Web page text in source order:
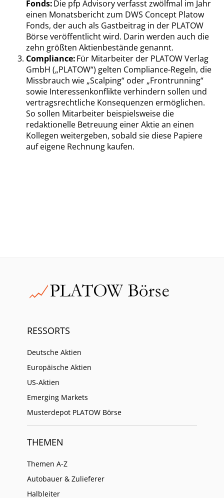
Fonds:Die pfp Advisory verfasst zwölfmal im Jahr
einen Monatsbericht zum DWS Concept Platow
Fonds, der auch als Gastbeitrag in der PLATOW
Börse veröffentlicht wird. Darin werden auch die
zehn größten Aktienbestände genannt.
Compliance:Für Mitarbeiter der PLATOW Verlag
GmbH („PLATOW“) gelten Compliance-Regeln, die
Missbrauch wie „Scalping“ oder „Frontrunning“
sowie Interessenkonflikte verhindern sollen und
vertragsrechtliche Konsequenzen ermöglichen.
So sollen Mitarbeiter beispielsweise die
redaktionelle Betreuung einer Aktie an einen
Kollegen weitergeben, sobald sie diese Papiere
auf eigene Rechnung kaufen.
RESSORTS
Deutsche Aktien
Europäische Aktien
US-Aktien
Emerging Markets
Musterdepot PLATOW Börse
THEMEN
Themen A-Z
Autobauer & Zulieferer
Halbleiter